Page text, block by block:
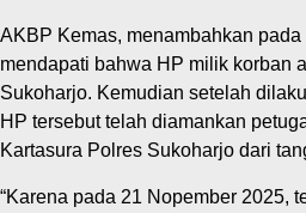
AKBP Kemas, menambahkan
mendapati bahwa HP milik korban
Sukoharjo. Kemudian setelah
HP tersebut telah diamankan
Kartasura Polres Sukoharjo dari
“Karena pada 21 Nopember 2025,